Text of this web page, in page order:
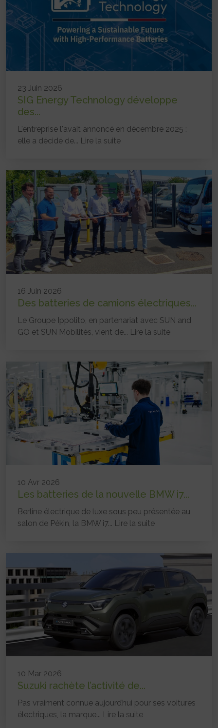
23 Juin 2026
SIG Energy Technology développe
des...
L'entreprise l'avait annoncé en décembre 2025 :
elle a décidé de... Lire la suite
16 Juin 2026
Des batteries de camions électriques...
Le Groupe Ippolito, en partenariat avec SUN and
GO et SUN Mobilités, vient de... Lire la suite
10 Avr 2026
Les batteries de la nouvelle BMW i7...
Berline électrique de luxe sous peu présentée au
salon de Pékin, la BMW i7... Lire la suite
10 Mar 2026
Suzuki rachète l’activité de...
Pas vraiment connue aujourd’hui pour ses voitures
électriques, la marque... Lire la suite